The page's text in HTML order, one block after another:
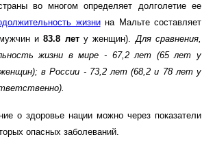
во многом определяет долголетие ее
жизнина Мальте составляет
и83.8 лету женщин).Для сравнения,
жизни в мире - 67,2 лет (65 лет у
; в России - 73,2 лет (68,2 и 78 лет у
.
о здоровье нации можно через показатели
опасных заболеваний.